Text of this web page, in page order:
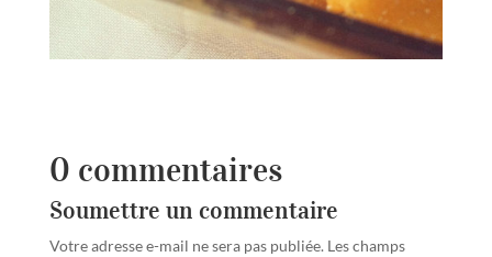
0 commentaires
Soumettre un commentaire
Votre adresse e-mail ne sera pas publiée. Les champs